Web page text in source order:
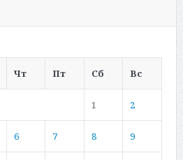
Чт Пт Сб Вс
1 2
6 7 8 9